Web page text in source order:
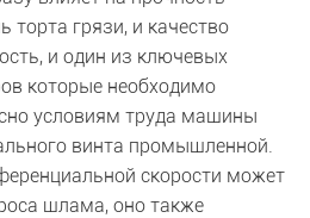
торта грязи, и качество
и один из ключевых
которые необходимо
условиям труда машины
винта промышленной.
скорости может
шлама, оно также